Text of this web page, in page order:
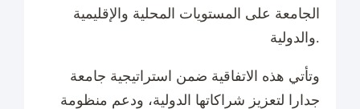
الجامعة على المستويات المحلية والإقليمية
والدولية.
وتأتي هذه الاتفاقية ضمن استراتيجية جامعة
جدارا لتعزيز شراكاتها الدولية، ودعم منظومة